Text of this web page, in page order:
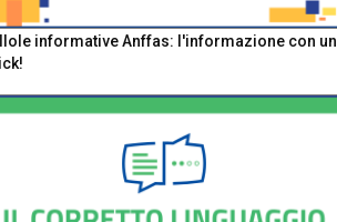
informative Anffas: l'informazione con un